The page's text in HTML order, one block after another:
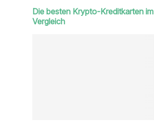
Die besten Krypto-Kreditkarten im
Vergleich